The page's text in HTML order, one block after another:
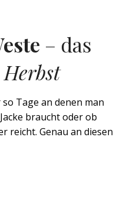
– das
Herbst
Tage an denen man
braucht oder ob
reicht. Genau an diesen